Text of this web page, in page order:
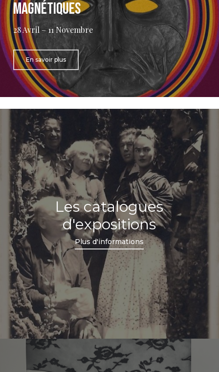
magnétiques
28 Avril – 11 Novembre
En savoir plus
Les catalogues
d'expositions
Plus d'informations